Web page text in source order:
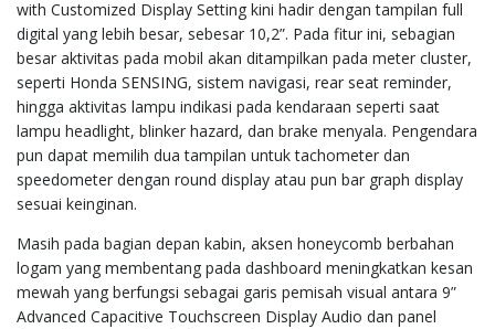
with Customized Display Setting kini hadir dengan tampilan full
digital yang lebih besar, sebesar 10,2”. Pada fitur ini, sebagian
besar aktivitas pada mobil akan ditampilkan pada meter cluster,
seperti Honda SENSING, sistem navigasi, rear seat reminder,
hingga aktivitas lampu indikasi pada kendaraan seperti saat
lampu headlight, blinker hazard, dan brake menyala. Pengendara
pun dapat memilih dua tampilan untuk tachometer dan
speedometer dengan round display atau pun bar graph display
sesuai keinginan.
Masih pada bagian depan kabin, aksen honeycomb berbahan
logam yang membentang pada dashboard meningkatkan kesan
mewah yang berfungsi sebagai garis pemisah visual antara 9”
Advanced Capacitive Touchscreen Display Audio dan panel